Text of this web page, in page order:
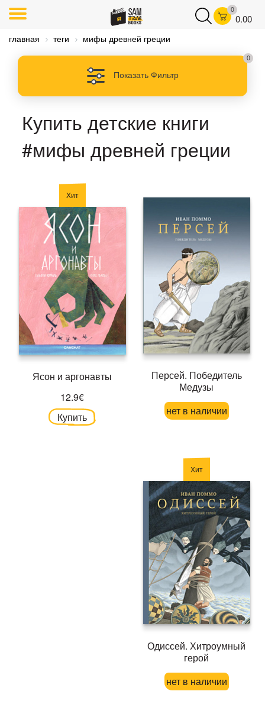
0
0.00
главная теги мифы древней греции
Показать Фильтр
0
Купить детские книги
#мифы древней греции
Хит
Ясон и аргонавты
12.9€
Купить
Персей. Победитель
Медузы
нет в наличии
Хит
Одиссей. Хитроумный
герой
нет в наличии